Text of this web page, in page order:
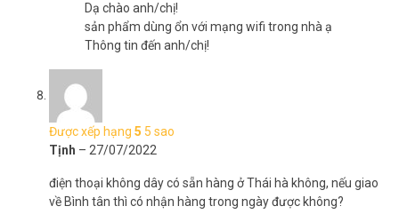
Dạ chào anh/chị!
sản phẩm dùng ổn với mạng wifi trong nhà ạ
Thông tin đến anh/chị!
Được xếp hạng 5 5 sao
Tịnh – 27/07/2022
điện thoại không dây có sẵn hàng ở Thái hà không, nếu giao
về Bình tân thì có nhận hàng trong ngày được không?